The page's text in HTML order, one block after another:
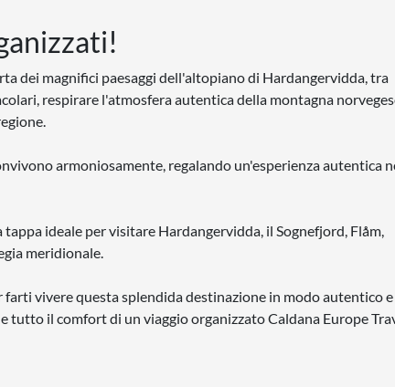
dei magnifici paesaggi dell'altopiano di Hardangervidda, tra
respirare l'atmosfera autentica della montagna
armoniosamente, regalando un'esperienza autentica
ideale per visitare Hardangervidda, il Sognefjord, Flåm,
meridionale.
vivere questa splendida destinazione in modo autentico e
tutto il comfort di un viaggio organizzato Caldana Europe